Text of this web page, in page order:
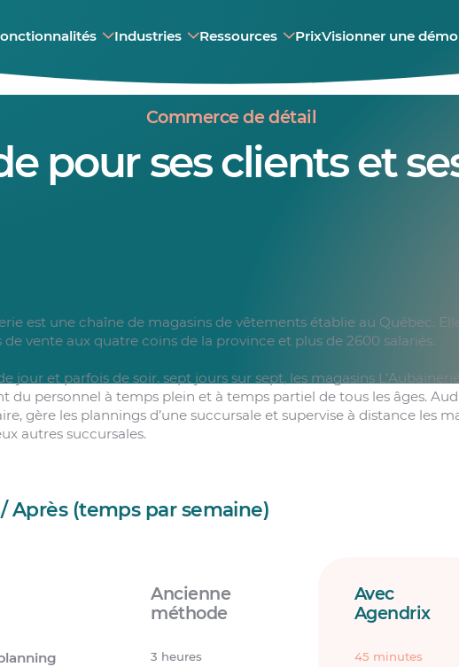
Industries Ressources PrixVisionner une démo
Commerce de détail
pour ses clients et
est une chaîne de magasins de vêtements établie au Québec.
de vente aux quatre coins de la province et plus de 2600 salariés.
jour et parfois de soir, sept jours sur sept, les magasins L’Aubainerie
du personnel à temps plein et à temps partiel de tous les âges.
gère les plannings d’une succursale et supervise à distance les
autres succursales.
Après (temps par semaine)
Ancienne
méthode
3 heures
Avec
Agendrix
45 minutes